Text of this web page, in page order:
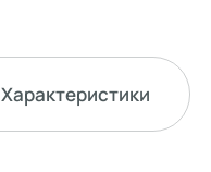
Характеристики